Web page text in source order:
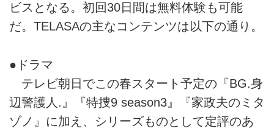
ビスとなる。初回30日間は無料体験も可能
だ。TELASAの主なコンテンツは以下の通り。
●ドラマ
テレビ朝日でこの春スタート予定の『BG.身
辺警護人.』『特捜9 season3』『家政夫のミタ
ゾノ』に加え、シリーズものとして定評のあ